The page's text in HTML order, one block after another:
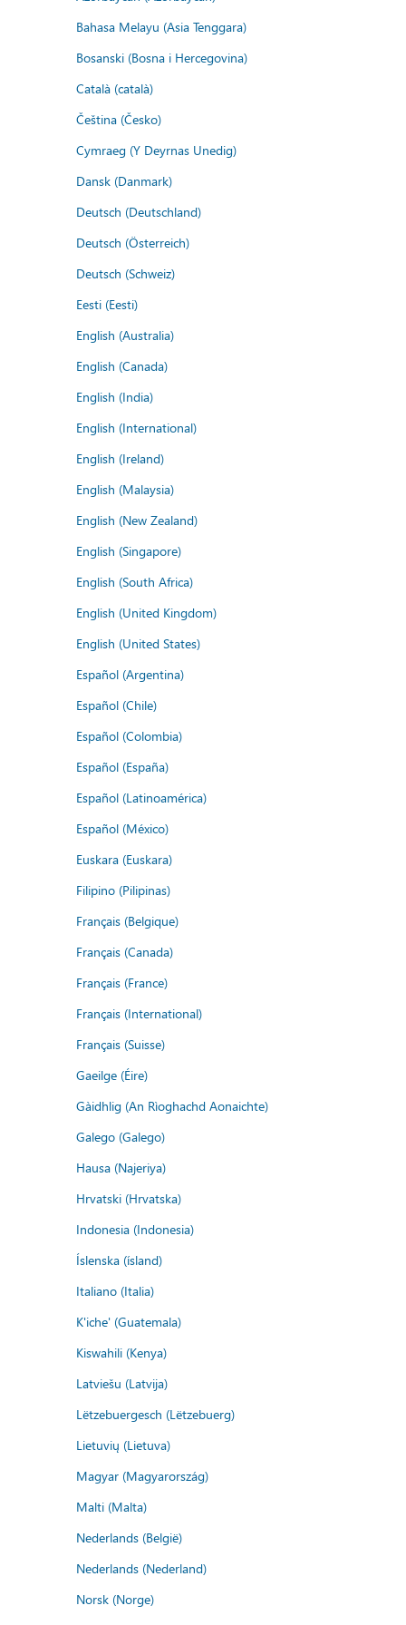
Bahasa Melayu (Asia Tenggara)
Bosanski (Bosna i Hercegovina)
Català (català)
Čeština (Česko)
Cymraeg (Y Deyrnas Unedig)
Dansk (Danmark)
Deutsch (Deutschland)
Deutsch (Österreich)
Deutsch (Schweiz)
Eesti (Eesti)
English (Australia)
English (Canada)
English (India)
English (International)
English (Ireland)
English (Malaysia)
English (New Zealand)
English (Singapore)
English (South Africa)
English (United Kingdom)
English (United States)
Español (Argentina)
Español (Chile)
Español (Colombia)
Español (España)
Español (Latinoamérica)
Español (México)
Euskara (Euskara)
Filipino (Pilipinas)
Français (Belgique)
Français (Canada)
Français (France)
Français (International)
Français (Suisse)
Gaeilge (Éire)
Gàidhlig (An Rìoghachd Aonaichte)
Galego (Galego)
Hausa (Najeriya)
Hrvatski (Hrvatska)
Indonesia (Indonesia)
Íslenska (ísland)
Italiano (Italia)
K'iche' (Guatemala)
Kiswahili (Kenya)
Latviešu (Latvija)
Lëtzebuergesch (Lëtzebuerg)
Lietuvių (Lietuva)
Magyar (Magyarország)
Malti (Malta)
Nederlands (België)
Nederlands (Nederland)
Norsk (Norge)